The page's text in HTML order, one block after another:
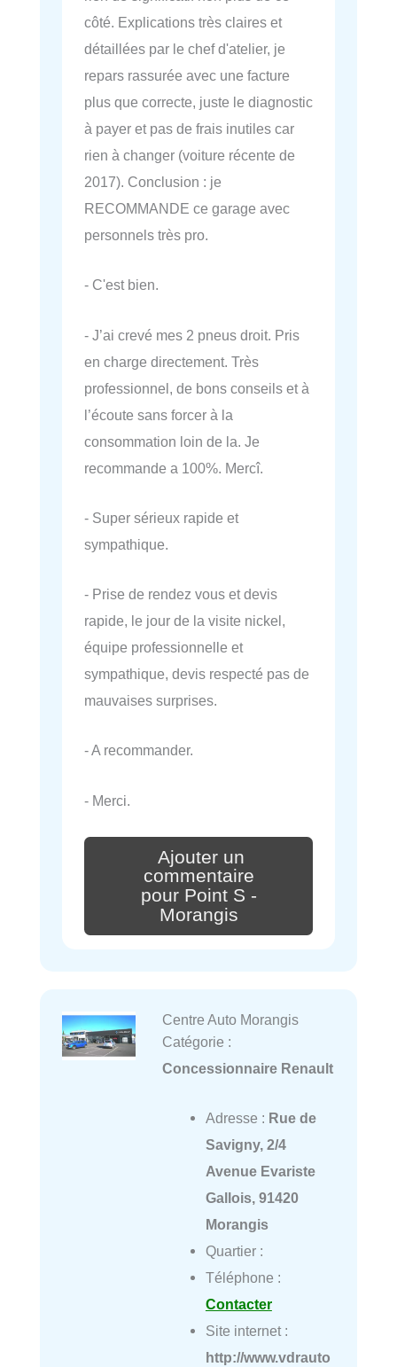
côté. Explications très claires et
détaillées par le chef d'atelier, je
repars rassurée avec une facture
plus que correcte, juste le diagnostic
à payer et pas de frais inutiles car
rien à changer (voiture récente de
2017). Conclusion : je
RECOMMANDE ce garage avec
personnels très pro.
- C'est bien.
- J’ai crevé mes 2 pneus droit. Pris
en charge directement. Très
professionnel, de bons conseils et à
l’écoute sans forcer à la
consommation loin de la. Je
recommande a 100%. Mercî.
- Super sérieux rapide et
sympathique.
- Prise de rendez vous et devis
rapide, le jour de la visite nickel,
équipe professionnelle et
sympathique, devis respecté pas de
mauvaises surprises.
- A recommander.
- Merci.
Ajouter un
commentaire
pour Point S -
Morangis
Centre Auto Morangis
Catégorie :
Concessionnaire Renault
Adresse : Rue de
Savigny, 2/4
Avenue Evariste
Gallois, 91420
Morangis
Quartier :
Téléphone :
Contacter
Site internet :
http://www.vdrauto